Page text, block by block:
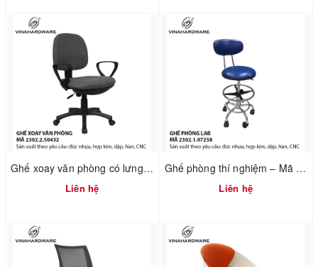
Ghế xoay văn phòng có lưng tựa – Mã 2302.2.50432
Liên hệ
Ghế phòng thí nghiệm – Mã 2302.1.07258
Liên hệ